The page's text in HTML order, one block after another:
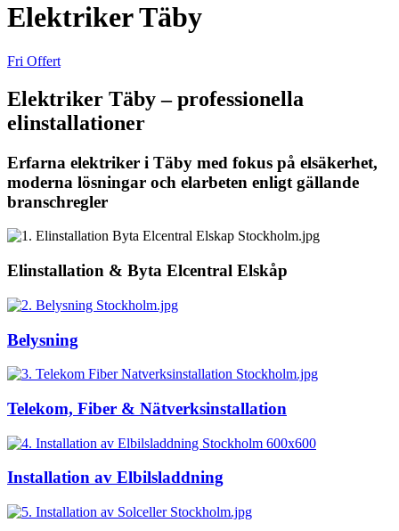
Elektriker Täby
Fri Offert
Elektriker Täby – professionella
elinstallationer
Erfarna elektriker i Täby med fokus på elsäkerhet,
moderna lösningar och elarbeten enligt gällande
branschregler
Elinstallation & Byta Elcentral Elskåp
Belysning
Telekom, Fiber & Nätverksinstallation
Installation av Elbilsladdning